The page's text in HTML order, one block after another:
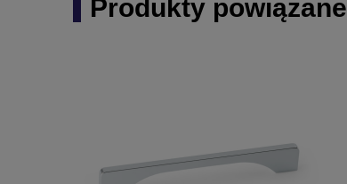
Produkty powiązane